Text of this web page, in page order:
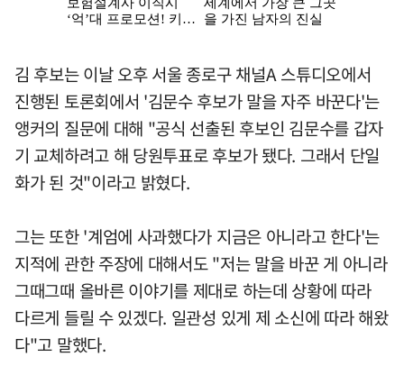
김 후보는 이날 오후 서울 종로구 채널A 스튜디오에서
진행된 토론회에서 '김문수 후보가 말을 자주 바꾼다'는
앵커의 질문에 대해 "공식 선출된 후보인 김문수를 갑자
기 교체하려고 해 당원투표로 후보가 됐다. 그래서 단일
화가 된 것"이라고 밝혔다.
그는 또한 '계엄에 사과했다가 지금은 아니라고 한다'는
지적에 관한 주장에 대해서도 "저는 말을 바꾼 게 아니라
그때그때 올바른 이야기를 제대로 하는데 상황에 따라
다르게 들릴 수 있겠다. 일관성 있게 제 소신에 따라 해왔
다"고 말했다.